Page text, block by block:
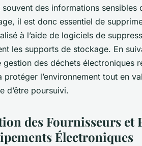
souvent des informations
il est donc essentiel de
à l’aide de logiciels de
les supports de stockage. En
gestion des déchets électroniques
protéger l’environnement tout en
d’être poursuivi.
des Fournisseurs et
Électroniques